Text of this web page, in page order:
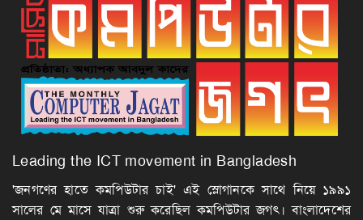
Leading the ICT movement in Bangladesh
'জনগণের হাতে কমপিউটার চাই' এই স্লোগানকে সাথে নিয়ে ১৯৯১
সালের মে মাসে যাত্রা শুরু করেছিল কমপিউটার জগৎ। বাংলাদেশের